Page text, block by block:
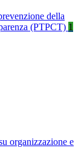
della
(PTPCT) 1
organizzazione e